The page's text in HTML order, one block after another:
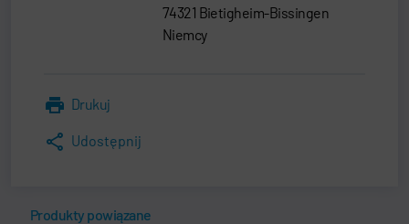
74321 Bietigheim-Bissingen
Niemcy
Drukuj
Udostępnij
Produkty powiązane